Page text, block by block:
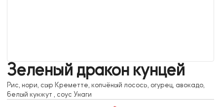
Зеленый дракон кунцей
Рис, нори, сыр Креметте, копчёный лосось, огурец, авокадо,
белый кунжут , соус Унаги